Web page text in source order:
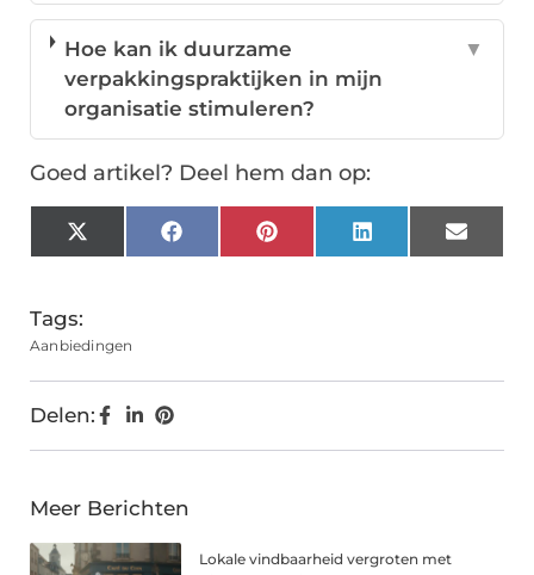
Hoe kan ik duurzame
verpakkingspraktijken in mijn
organisatie stimuleren?
▼
Goed artikel? Deel hem dan op:
X
(Twitter)
FacebookPinterestLinkedInEmail
Tags:
Aanbiedingen
Delen:
Meer Berichten
Lokale vindbaarheid vergroten met